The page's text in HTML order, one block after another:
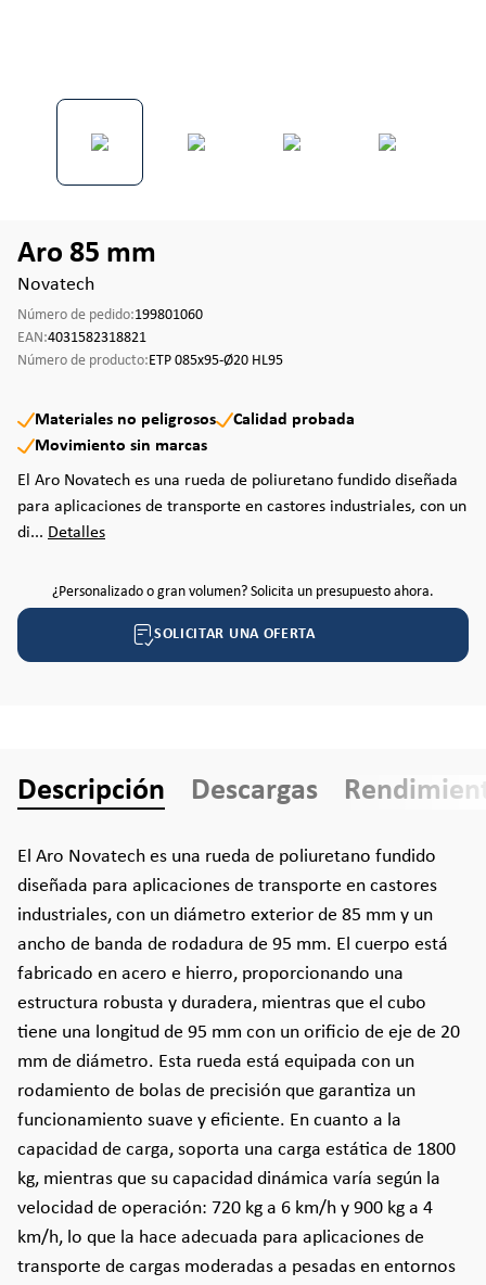
Aro 85 mm
Novatech
Número de pedido:199801060
EAN:4031582318821
Número de producto:ETP 085x95-Ø20 HL95
Materiales no peligrosos
Calidad probada
Movimiento sin marcas
El Aro Novatech es una rueda de poliuretano fundido diseñada
para aplicaciones de transporte en castores industriales, con un
di... Detalles
¿Personalizado o gran volumen? Solicita un presupuesto ahora.
SOLICITAR UNA OFERTA
Descripción Descargas
El Aro Novatech es una rueda de poliuretano fundido
diseñada para aplicaciones de transporte en castores
industriales, con un diámetro exterior de 85 mm y un
ancho de banda de rodadura de 95 mm. El cuerpo está
fabricado en acero e hierro, proporcionando una
estructura robusta y duradera, mientras que el cubo
tiene una longitud de 95 mm con un orificio de eje de 20
mm de diámetro. Esta rueda está equipada con un
rodamiento de bolas de precisión que garantiza un
funcionamiento suave y eficiente. En cuanto a la
capacidad de carga, soporta una carga estática de 1800
kg, mientras que su capacidad dinámica varía según la
velocidad de operación: 720 kg a 6 km/h y 900 kg a 4
km/h, lo que la hace adecuada para aplicaciones de
transporte de cargas moderadas a pesadas en entornos